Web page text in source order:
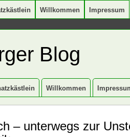
Willkommen Impressum
Blog
Willkommen
– unterwegs zur